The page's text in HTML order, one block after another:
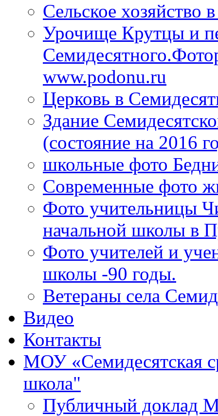
Сельское хозяйство
Урочище Крутцы и
www.podonu.ru
Церковь в
Здание
(состояние на 2016
школьные фото
Современные фото
Фото учительницы
начальной школы в
Фото учителей и
школы -90 годы.
Ветераны села
Видео
Контакты
МОУ «Семидесятская
школа"
Публичный доклад